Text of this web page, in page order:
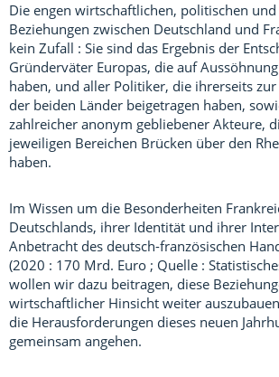
Die engen wirtschaftlichen, politischen
Beziehungen zwischen Deutschland und
kein Zufall : Sie sind das Ergebnis der
Gründerväter Europas, die auf
haben, und aller Politiker, die ihrerseits
der beiden Länder beigetragen haben,
zahlreicher anonym gebliebener Akteure,
jeweiligen Bereichen Brücken über den
haben.
Im Wissen um die Besonderheiten
Deutschlands, ihrer Identität und ihrer
Anbetracht des deutsch-französischen
(2020 : 170 Mrd. Euro ; Quelle :
wollen wir dazu beitragen, diese
wirtschaftlicher Hinsicht weiter
die Herausforderungen dieses neuen
gemeinsam angehen.